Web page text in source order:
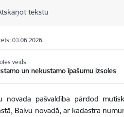
tekstu
03.06.2026.
veids
un nekustamo īpašumu izsoles
novada pašvaldība pārdod
, Balvu novadā, ar kadastra